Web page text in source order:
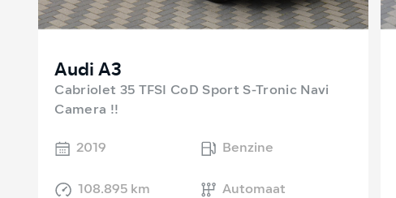
Audi A3
Cabriolet 35 TFSI CoD Sport S-Tronic Navi
Camera !!
2019
Benzine
108.895 km Automaat